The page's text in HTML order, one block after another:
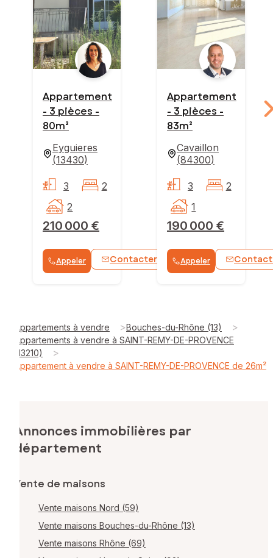
Appartement
- 3 pièces -
80m²
Eyguieres
(13430)
210 000 €
3
2
2
Appeler Contacter WhatsApp
Appartement
- 3 pièces -
83m²
Cavaillon
(84300)
190 000 €
3
2
1
Appeler
Appartements à vendre >Bouches-du-Rhône (13) >
Appartements à vendre à SAINT-REMY-DE-PROVENCE
(13210)
>
Appartement à vendre à SAINT-REMY-DE-PROVENCE de 26m²
Annonces immobilières par
département
Vente de maisons
Vente maisons Nord (59)
Vente maisons Bouches-du-Rhône (13)
Vente maisons Rhône (69)